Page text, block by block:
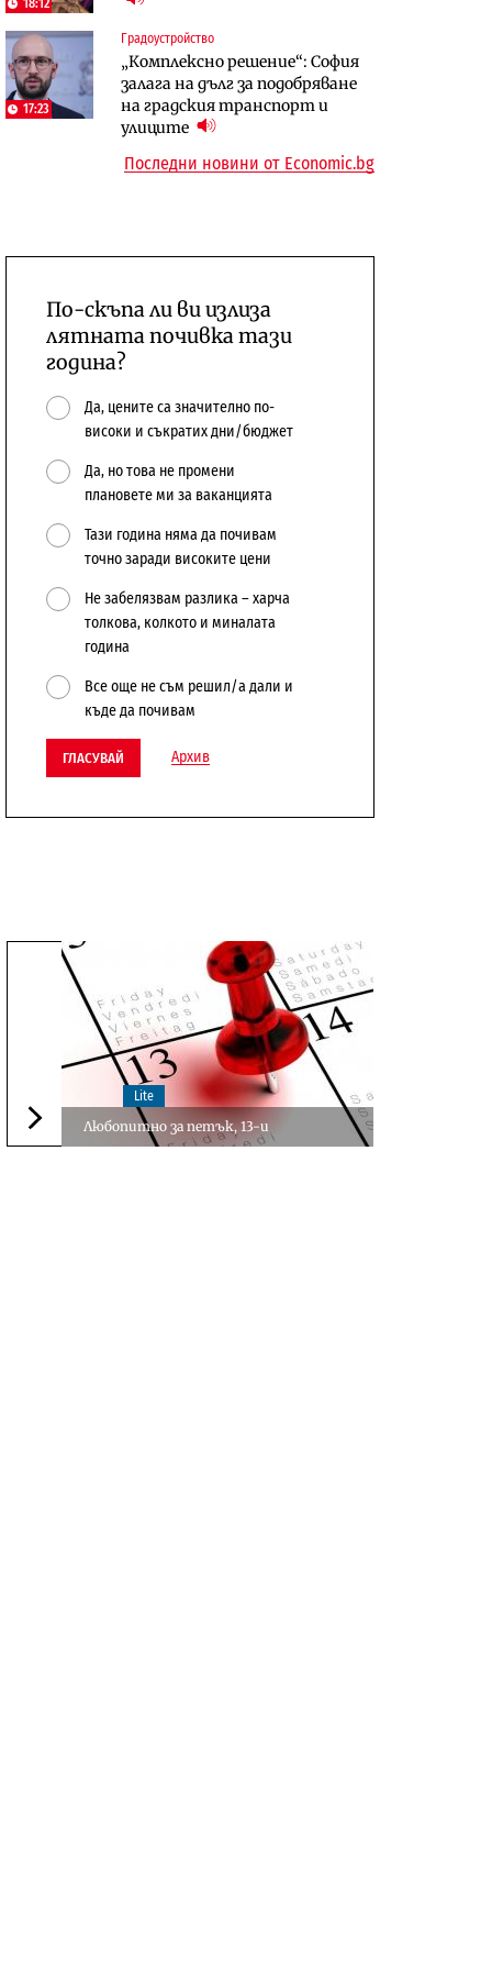
17:23
Градоустройство
„Комплексно решение“: София
залага на дълг за подобряване
на градския транспорт и
улиците
Digi&AI
Трафикът толкова е намалял,
че големи медии обмислят да се
откажат напълно от Google
Компании
„Ендуросат“ ще строи огромен
космически и отбранителен
център в Доброславци
Последни новини от Economic.bg
По-скъпа ли ви излиза
лятната почивка тази
година?
Да, цените са значително по-
високи и съкратих дни/бюджет
Да, но това не промени
плановете ми за ваканцията
Тази година няма да почивам
точно заради високите цени
Не забелязвам разлика – харча
толкова, колкото и миналата
година
Все още не съм решил/а дали и
къде да почивам
ГЛАСУВАЙ Архив
Следваща новина
Lite
Любопитно за петък, 13-и